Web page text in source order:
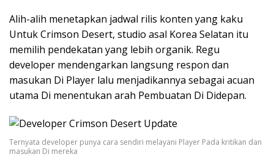
Alih-alih menetapkan jadwal rilis konten yang kaku
Untuk Crimson Desert, studio asal Korea Selatan itu
memilih pendekatan yang lebih organik. Regu
developer mendengarkan langsung respon dan
masukan Di Player lalu menjadikannya sebagai acuan
utama Di menentukan arah Pembuatan Di Didepan.
Ternyata developer punya cara sendiri melayani Player Pada kritikan dan
masukan Di mereka